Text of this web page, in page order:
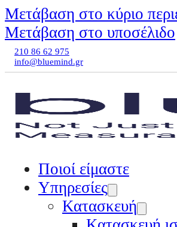
Μετάβαση στο κύριο
Μετάβαση στο υποσέλιδο
210 86 62 975
info@bluemind.gr
Ποιοί είμαστε
Υπηρεσίες
Κατασκευή